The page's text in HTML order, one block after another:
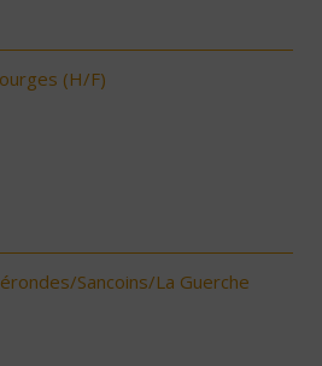
(H/F)
Sancoins/La Guerche